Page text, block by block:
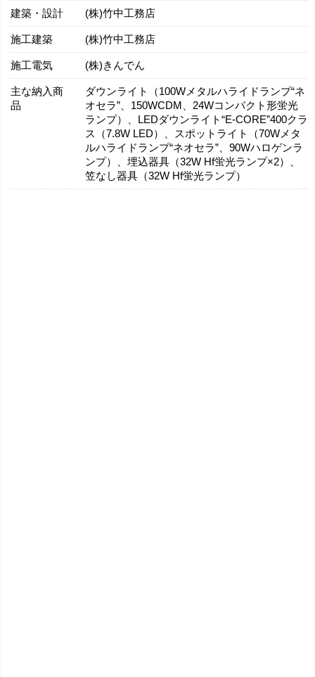
建築・設計 (株)竹中工務店
施工建築 (株)竹中工務店
施工電気 (株)きんでん
主な納入商
品
ダウンライト（100Wメタルハライドランプ“ネ
オセラ”、150WCDM、24Wコンパクト形蛍光
ランプ）、LEDダウンライト“E-CORE”400クラ
ス（7.8W LED）、スポットライト（70Wメタ
ルハライドランプ“ネオセラ”、90Wハロゲンラ
ンプ）、埋込器具（32W Hf蛍光ランプ×2）、
笠なし器具（32W Hf蛍光ランプ）